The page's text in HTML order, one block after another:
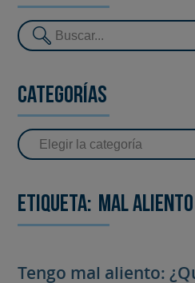
Categorías
Etiqueta: Mal aliento
Tengo mal aliento: